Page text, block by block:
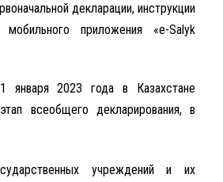
декларации, инструкции
мобильного приложения «e-Salyk
января 2023 года в Казахстане
всеобщего декларирования, в
учреждений и их